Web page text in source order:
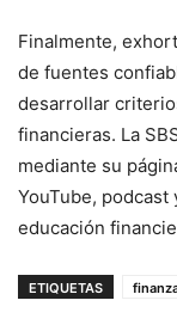
Finalmente,
de fuentes
desarrollar
financieras. La
mediante su
YouTube,
educación
ETIQUETAS